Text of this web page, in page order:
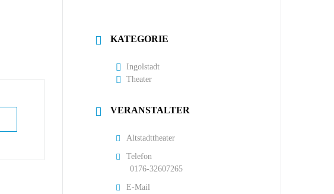
KATEGORIE
Ingolstadt
Theater
VERANSTALTER
Altstadttheater
Telefon
0176-32607265
E-Mail